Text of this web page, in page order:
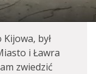
był
i Ławra
zwiedzić